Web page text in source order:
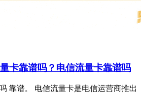
卡靠谱吗？电信流量卡靠谱吗
靠谱。 电信流量卡是电信运营商推出